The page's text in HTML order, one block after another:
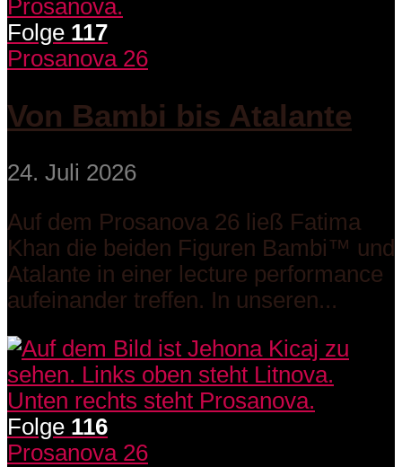
Folge 117
Prosanova 26
Von Bambi bis Atalante
24. Juli 2026
Auf dem Prosanova 26 ließ Fatima
Khan die beiden Figuren Bambi™ und
Atalante in einer lecture performance
aufeinander treffen. In unseren...
Folge 116
Prosanova 26